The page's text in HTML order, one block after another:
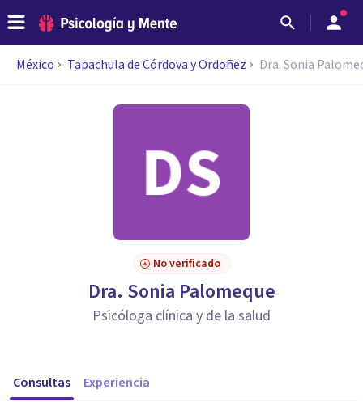
México Tapachula de Córdova y Ordoñez Dra. Sonia
No verificado
Dra. Sonia Palomeque
Psicóloga clínica y de la salud
Consultas Experiencia